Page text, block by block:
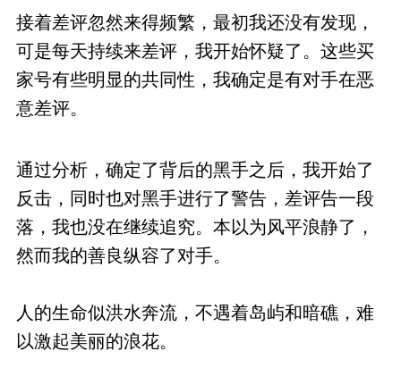
接着差评忽然来得频繁，最初我还没有发现，
可是每天持续来差评，我开始怀疑了。这些买
家号有些明显的共同性，我确定是有对手在恶
意差评。
通过分析，确定了背后的黑手之后，我开始了
反击，同时也对黑手进行了警告，差评告一段
落，我也没在继续追究。本以为风平浪静了，
然而我的善良纵容了对手。
人的生命似洪水奔流，不遇着岛屿和暗礁，难
以激起美丽的浪花。